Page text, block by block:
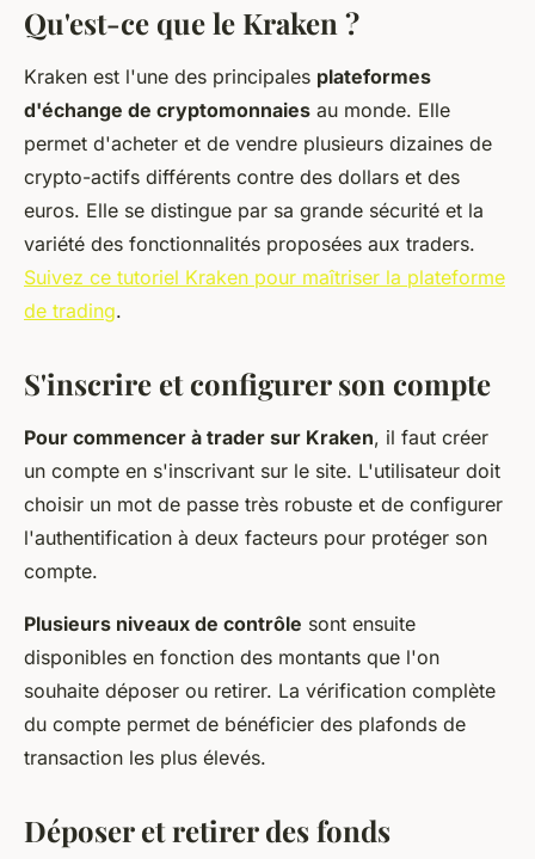
Qu'est-ce que le Kraken ?
Kraken est l'une des principales plateformes
d'échange de cryptomonnaies au monde. Elle
permet d'acheter et de vendre plusieurs dizaines de
crypto-actifs différents contre des dollars et des
euros. Elle se distingue par sa grande sécurité et la
variété des fonctionnalités proposées aux traders.
Suivez ce tutoriel Kraken pour maîtriser la plateforme
de trading.
S'inscrire et configurer son compte
Pour commencer à trader sur Kraken, il faut créer
un compte en s'inscrivant sur le site. L'utilisateur doit
choisir un mot de passe très robuste et de configurer
l'authentification à deux facteurs pour protéger son
compte.
Plusieurs niveaux de contrôle sont ensuite
disponibles en fonction des montants que l'on
souhaite déposer ou retirer. La vérification complète
du compte permet de bénéficier des plafonds de
transaction les plus élevés.
Déposer et retirer des fonds